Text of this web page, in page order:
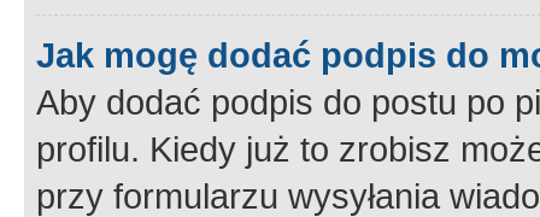
Jak mogę dodać podpis do
Aby dodać podpis do postu po
profilu. Kiedy już to zrobisz
przy formularzu wysyłania